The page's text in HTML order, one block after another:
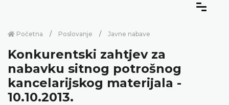
Početna Poslovanje Javne nabave
Konkurentski zahtjev za
nabavku sitnog potrošnog
kancelarijskog materijala -
10.10.2013.